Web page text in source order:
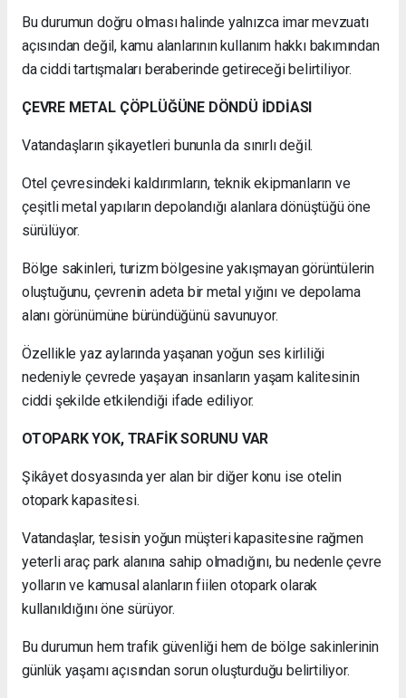
Bu durumun doğru olması halinde yalnızca imar mevzuatı
açısından değil, kamu alanlarının kullanım hakkı bakımından
da ciddi tartışmaları beraberinde getireceği belirtiliyor.
ÇEVRE METAL ÇÖPLÜĞÜNE DÖNDÜ İDDİASI
Vatandaşların şikayetleri bununla da sınırlı değil.
Otel çevresindeki kaldırımların, teknik ekipmanların ve
çeşitli metal yapıların depolandığı alanlara dönüştüğü öne
sürülüyor.
Bölge sakinleri, turizm bölgesine yakışmayan görüntülerin
oluştuğunu, çevrenin adeta bir metal yığını ve depolama
alanı görünümüne büründüğünü savunuyor.
Özellikle yaz aylarında yaşanan yoğun ses kirliliği
nedeniyle çevrede yaşayan insanların yaşam kalitesinin
ciddi şekilde etkilendiği ifade ediliyor.
OTOPARK YOK, TRAFİK SORUNU VAR
Şikâyet dosyasında yer alan bir diğer konu ise otelin
otopark kapasitesi.
Vatandaşlar, tesisin yoğun müşteri kapasitesine rağmen
yeterli araç park alanına sahip olmadığını, bu nedenle çevre
yolların ve kamusal alanların fiilen otopark olarak
kullanıldığını öne sürüyor.
Bu durumun hem trafik güvenliği hem de bölge sakinlerinin
günlük yaşamı açısından sorun oluşturduğu belirtiliyor.